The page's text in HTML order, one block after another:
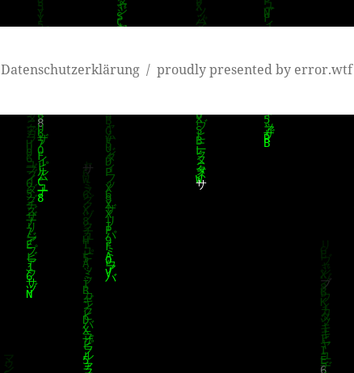
Datenschutzerklärung proudly presented by error.wtf